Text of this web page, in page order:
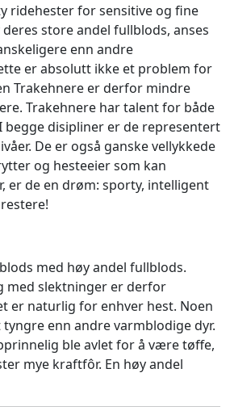
ridehester for sensitive og fine
store andel fullblods, anses
enn andre
er absolutt ikke et problem for
Trakehnere er derfor mindre
Trakehnere har talent for både
begge disipliner er de representert
De er også ganske vellykkede
og hesteeier som kan
er de en drøm: sporty, intelligent
med høy andel fullblods.
med slektninger er derfor
er naturlig for enhver hest. Noen
enn andre varmblodige dyr.
ble avlet for å være tøffe,
mye kraftfôr. En høy andel